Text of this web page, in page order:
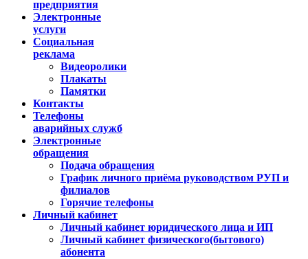
предприятия
Электронные
услуги
Социальная
реклама
Видеоролики
Плакаты
Памятки
Контакты
Телефоны
аварийных служб
Электронные
обращения
Подача обращения
График личного приёма руководством РУП и
филиалов
Горячие телефоны
Личный кабинет
Личный кабинет юридического лица и ИП
Личный кабинет физического(бытового)
абонента